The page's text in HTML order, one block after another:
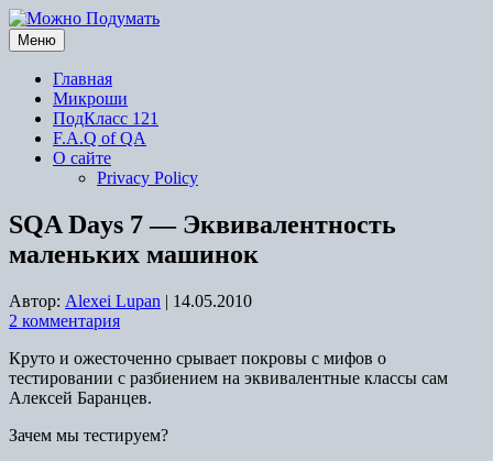
Перейти
к
содержимому
Меню
Главная
Микроши
ПодКласс 121
F.A.Q of QA
О сайте
Privacy Policy
SQA Days 7 — Эквивалентность
маленьких машинок
Автор: Alexei Lupan | 14.05.2010
2 комментария
Круто и ожесточенно срывает покровы с мифов о
тестировании с разбиением на эквивалентные классы сам
Алексей Баранцев.
Зачем мы тестируем?